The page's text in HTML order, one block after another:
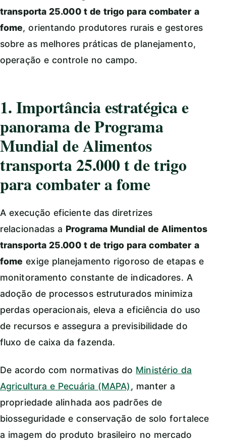
transporta 25.000 t de trigo para combater a
fome, orientando produtores rurais e gestores
sobre as melhores práticas de planejamento,
operação e controle no campo.
1. Importância estratégica e
panorama de Programa
Mundial de Alimentos
transporta 25.000 t de trigo
para combater a fome
A execução eficiente das diretrizes
relacionadas a Programa Mundial de Alimentos
transporta 25.000 t de trigo para combater a
fome exige planejamento rigoroso de etapas e
monitoramento constante de indicadores. A
adoção de processos estruturados minimiza
perdas operacionais, eleva a eficiência do uso
de recursos e assegura a previsibilidade do
fluxo de caixa da fazenda.
De acordo com normativas do Ministério da
Agricultura e Pecuária (MAPA), manter a
propriedade alinhada aos padrões de
biosseguridade e conservação de solo fortalece
a imagem do produto brasileiro no mercado